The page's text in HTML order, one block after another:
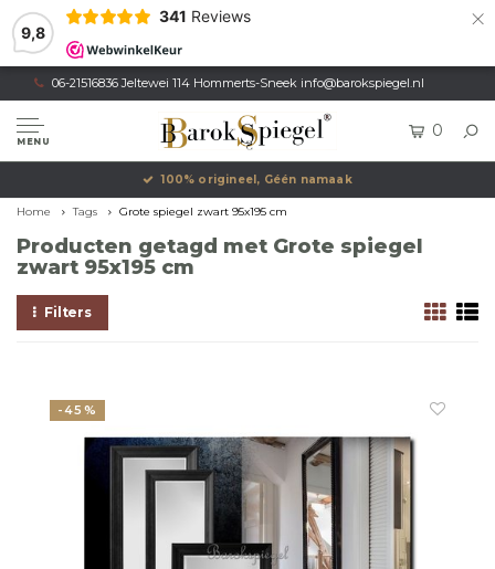
9,8
341 Reviews ×
06-21516836 Jeltewei 114 Hommerts-Sneek info@barokspiegel.nl
MENU
0
100% origineel, Géén namaak
Home Tags Grote spiegel zwart 95x195 cm
Producten getagd met Grote spiegel
zwart 95x195 cm
Filters
-45%